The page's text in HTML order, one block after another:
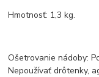
Hmotnosť: 1,3 kg.
Ošetrovanie nádoby:
Nepoužívať drôtenky,